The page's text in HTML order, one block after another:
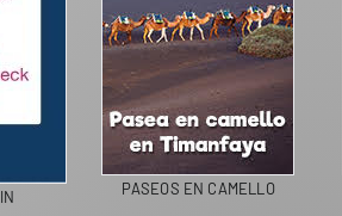
PASEOS EN CAMELLO